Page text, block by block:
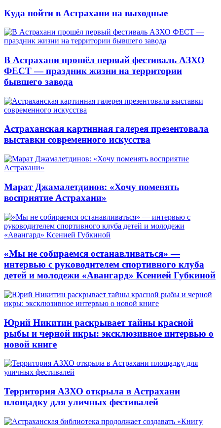
Куда пойти в Астрахани на выходные
В Астрахани прошёл первый фестиваль АЗХО
ФЕСТ — праздник жизни на территории
бывшего завода
Астраханская картинная галерея презентовала
выставки современного искусства
Марат Джамалетдинов: «Хочу поменять
восприятие Астрахани»
«Мы не собираемся останавливаться» —
интервью с руководителем спортивного клуба
детей и молодежи «Авангард» Ксенией Губкиной
Юрий Никитин раскрывает тайны красной
рыбы и черной икры: эксклюзивное интервью о
новой книге
Территория АЗХО открыла в Астрахани
площадку для уличных фестивалей